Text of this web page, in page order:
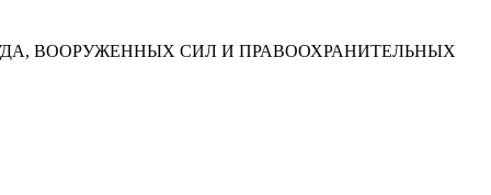
ВООРУЖЕННЫХ СИЛ И ПРАВООХРАНИТЕЛЬНЫХ